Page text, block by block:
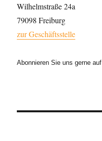
Wilhelmstraße 24a
79098 Freiburg
zur Geschäftsstelle
Abonnieren Sie uns gerne auf